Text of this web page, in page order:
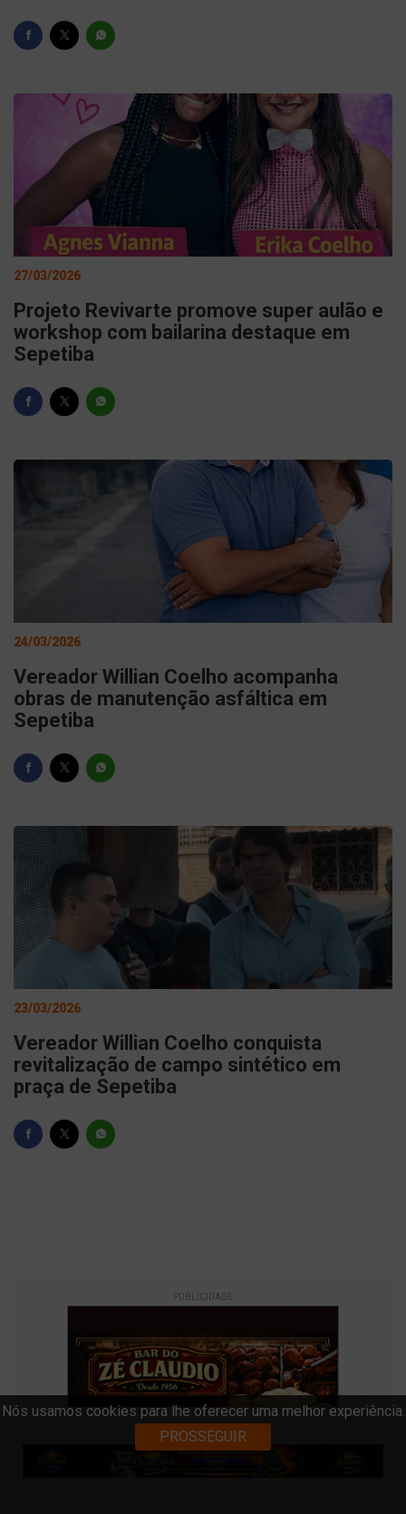
Nós usamos cookies para lhe oferecer uma melhor experiência.
PROSSEGUIR
27/03/2026
Projeto Revivarte promove super aulão e
workshop com bailarina destaque em
Sepetiba
24/03/2026
Vereador Willian Coelho acompanha
obras de manutenção asfáltica em
Sepetiba
23/03/2026
Vereador Willian Coelho conquista
revitalização de campo sintético em
praça de Sepetiba
PUBLICIDADE